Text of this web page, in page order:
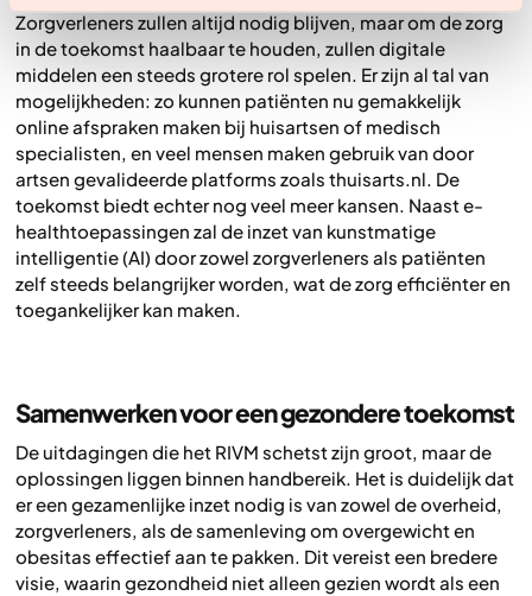
Zorgverleners zullen altijd nodig blijven, maar om de zorg
in de toekomst haalbaar te houden, zullen digitale
middelen een steeds grotere rol spelen. Er zijn al tal van
mogelijkheden: zo kunnen patiënten nu gemakkelijk
online afspraken maken bij huisartsen of medisch
specialisten, en veel mensen maken gebruik van door
artsen gevalideerde platforms zoals thuisarts.nl. De
toekomst biedt echter nog veel meer kansen. Naast e-
healthtoepassingen zal de inzet van kunstmatige
intelligentie (AI) door zowel zorgverleners als patiënten
zelf steeds belangrijker worden, wat de zorg efficiënter en
toegankelijker kan maken.
Samenwerken voor een gezondere toekomst
De uitdagingen die het RIVM schetst zijn groot, maar de
oplossingen liggen binnen handbereik. Het is duidelijk dat
er een gezamenlijke inzet nodig is van zowel de overheid,
zorgverleners, als de samenleving om overgewicht en
obesitas effectief aan te pakken. Dit vereist een bredere
visie, waarin gezondheid niet alleen gezien wordt als een